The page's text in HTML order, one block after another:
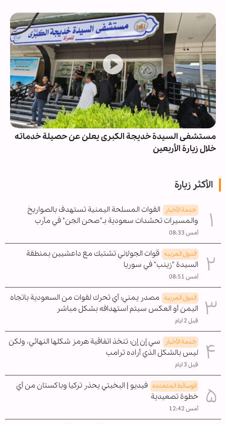
مستشفى السيدة خديجة الكبرى يعلن عن حصيلة خدماته
خلال زيارة الأربعين
الأكثر زيارة
خدمة الأخبار
القوات المسلحة اليمنية تستهدف بالصواريخ
والمسيرات تحشدات سعودية بـ"صحن الجن" في مأرب
أمس 08:33
الدول العربیه قوات الجولاني تشتبك مع داعشيين بمنطقة
السيدة "زينب" في سوريا
أمس 08:51
الدول العربیه مصدر يمني: أي تحرك لقوات من السعودية باتجاه
اليمن أو العكس سيتم استهدافه بشكل مباشر
قبل 2 ايام
خدمة الأخبار
سي إن إن: تتخذ اتفاقية هرمز شكلها النهائي، ولكن
ليس بالشكل الذي أراده ترامب
قبل 3 ايام
الوسائط المتعدده فيديو | البخيتي يحذر تركيا وباكستان من أي
خطوة تصعيدية
أمس 12:42